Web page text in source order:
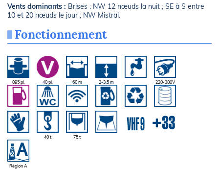
Vents dominants : Brises : NW 12 nœuds la nuit ; SE à S entre
10 et 20 nœuds le jour ; NW Mistral.
Fonctionnement
895 pl. 40 pl. 60 m 2-3,5 m 220-380V
40 t 75 t
Région A